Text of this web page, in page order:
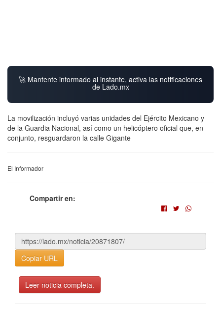
🚀 Mantente informado al instante, activa las notificaciones
de Lado.mx
La movilización incluyó varias unidades del Ejército Mexicano y
de la Guardia Nacional, así como un helicóptero oficial que, en
conjunto, resguardaron la calle Gigante
El Informador
Compartir en:
Copiar URL
Leer noticia completa.